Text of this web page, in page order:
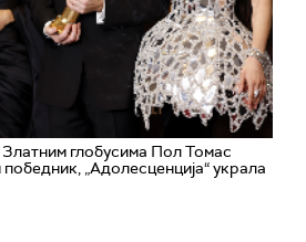
глобусима Пол Томас
„Адолесценција“ украла